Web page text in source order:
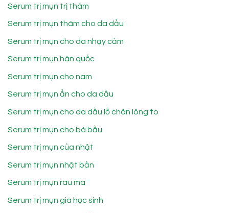
Serum trị mụn trị thâm
Serum trị mụn thâm cho da dầu
Serum trị mụn cho da nhạy cảm
Serum trị mụn hàn quốc
Serum trị mụn cho nam
Serum trị mụn ẩn cho da dầu
Serum trị mụn cho da dầu lỗ chân lông to
Serum trị mụn cho bà bầu
Serum trị mụn của nhật
Serum trị mụn nhật bản
Serum trị mụn rau má
Serum trị mụn giá học sinh